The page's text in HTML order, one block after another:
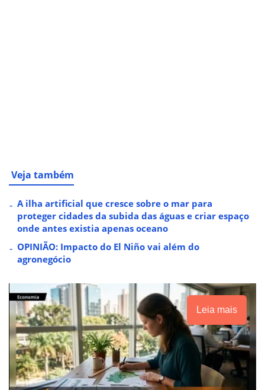
Veja também
A ilha artificial que cresce sobre o mar para
proteger cidades da subida das águas e criar espaço
onde antes existia apenas oceano
OPINIÃO: Impacto do El Niño vai além do
agronegócio
Leia mais